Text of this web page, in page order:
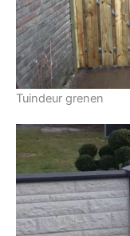
Tuindeur grenen